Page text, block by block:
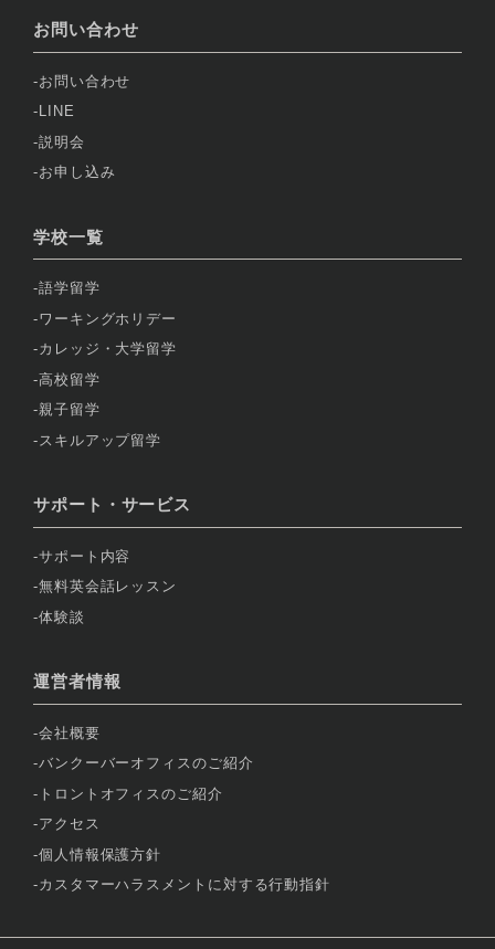
お問い合わせ
お問い合わせ
LINE
説明会
お申し込み
学校一覧
語学留学
ワーキングホリデー
カレッジ・大学留学
高校留学
親子留学
スキルアップ留学
サポート・サービス
サポート内容
無料英会話レッスン
体験談
運営者情報
会社概要
バンクーバーオフィスのご紹介
トロントオフィスのご紹介
アクセス
個人情報保護方針
カスタマーハラスメントに対する行動指針